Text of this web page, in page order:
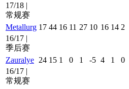
17/18 |
常规赛
Metallurg 17 44 16 11 27 10 16 14 2
16/17 |
季后赛
Zauralye 24 15 1 0 1 -5 4 1 0
16/17 |
常规赛